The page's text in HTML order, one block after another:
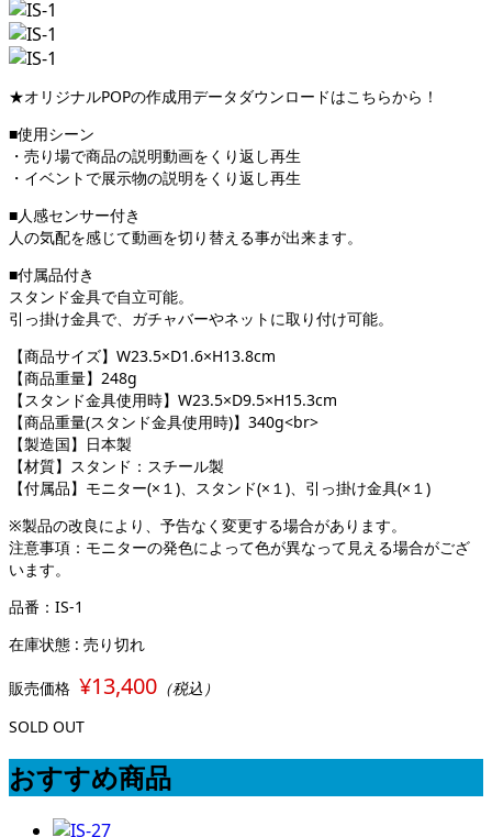
★オリジナルPOPの作成用データダウンロードはこちらから！
■使用シーン
・売り場で商品の説明動画をくり返し再生
・イベントで展示物の説明をくり返し再生
■人感センサー付き
人の気配を感じて動画を切り替える事が出来ます。
■付属品付き
スタンド金具で自立可能。
引っ掛け金具で、ガチャバーやネットに取り付け可能。
【商品サイズ】W23.5×D1.6×H13.8cm
【商品重量】248g
【スタンド金具使用時】W23.5×D9.5×H15.3cm
【商品重量(スタンド金具使用時)】340g<br>
【製造国】日本製
【材質】スタンド：スチール製
【付属品】モニター(×１)、スタンド(×１)、引っ掛け金具(×１)
※製品の改良により、予告なく変更する場合があります。
注意事項：モニターの発色によって色が異なって見える場合がござ
います。
品番：IS-1
在庫状態 : 売り切れ
販売価格 ¥13,400 （税込）
SOLD OUT
おすすめ商品